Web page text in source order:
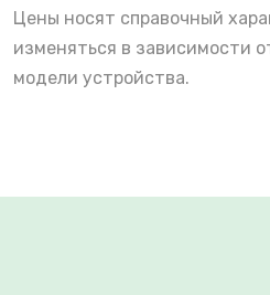
Цены носят справочный
изменяться в зависимости
модели устройства.